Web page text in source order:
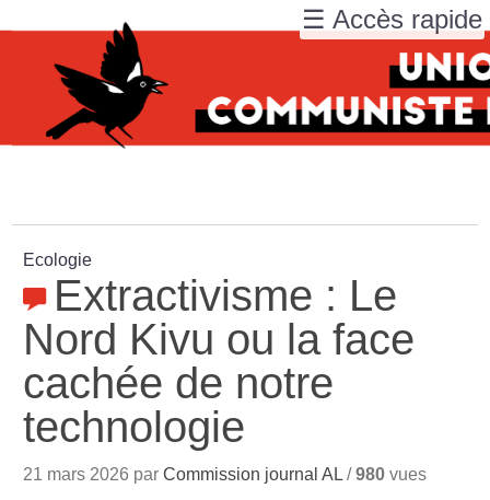
Ecologie
Extractivisme : Le
Nord Kivu ou la face
cachée de notre
technologie
21 mars 2026 parCommission journal AL /980 vues
☰ Accès rapide